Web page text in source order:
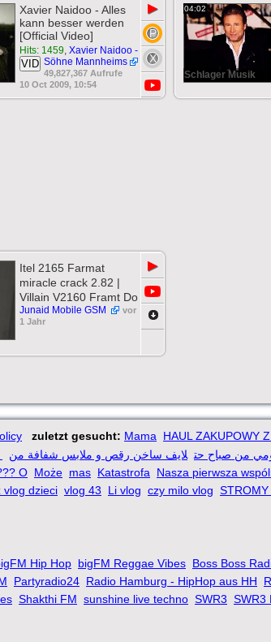
Xavier Naidoo - Alles
kann besser werden
[Official Video]
Hits: 1459, Xavier Naidoo -
Söhne Mannheims
VID
49,827,367 Aufrufe
10 Oct 2009, 10:54
▶ 04:02
Schlager Musik
Itel 2165 Farmat
miracle crack 2.82 |
Villain V2160 Framt Do
Junaid Mobile GSM
vor
1 Jahr
▶
zuletzt gesucht: Mama HAUL ZAKUPOWY
من صباح حت لايف ساخن رقص و ملابس شفافة من
O Może mas Katastrofa Nasza pierwsza
vlog dzieci vlog 43 Li vlog czy milo vlog
Hip Hop bigFM Reggae Vibes Boss Boss
Partyradio24 Radio Hamburg - HipHop aus HH
Shakthi FM sunshine live techno SWR3 SWR3